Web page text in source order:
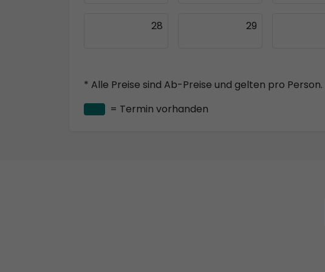
28 29
* Alle Preise sind Ab-Preise und gelten pro Person.
= Termin vorhanden